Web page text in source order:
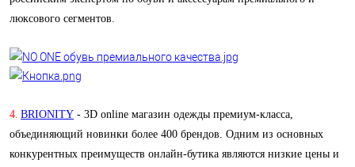
люксового сегментов.
4. BRIONITY - 3D online магазин одежды премиум-класса,
объединяющий новинки более 400 брендов. Одним из основных
конкурентных преимуществ онлайн-бутика являются низкие цены и